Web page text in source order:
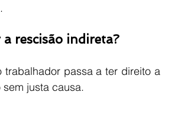
rescisão indireta?
passa a ter direito a
justa causa.